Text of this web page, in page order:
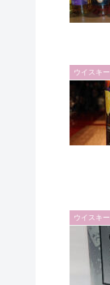
ウイスキー
ウイスキー